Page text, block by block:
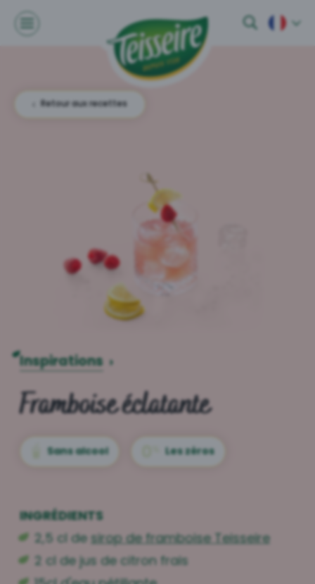
Retour aux recettes
Inspirations ›
Framboise éclatante
Sans alcool Les zéros
INGRÉDIENTS
2,5 cl de sirop de framboise Teisseire
2 cl de jus de citron frais